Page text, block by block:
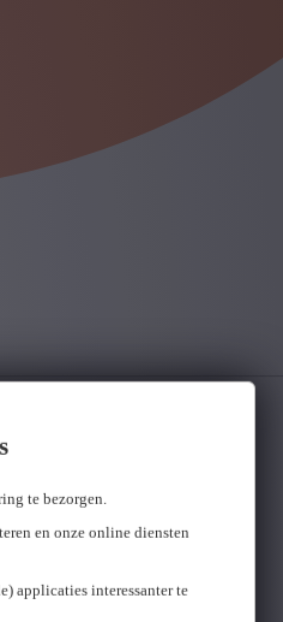
te bezorgen.
en onze online diensten
applicaties interessanter te